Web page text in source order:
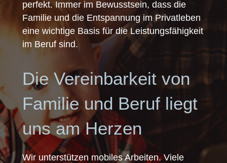
perfekt. Immer im Bewusstsein, dass die
Familie und die Entspannung im Privatleben
eine wichtige Basis für die Leistungsfähigkeit
im Beruf sind.
Die Vereinbarkeit von
Familie und Beruf liegt
uns am Herzen
Wir unterstützen mobiles Arbeiten. Viele